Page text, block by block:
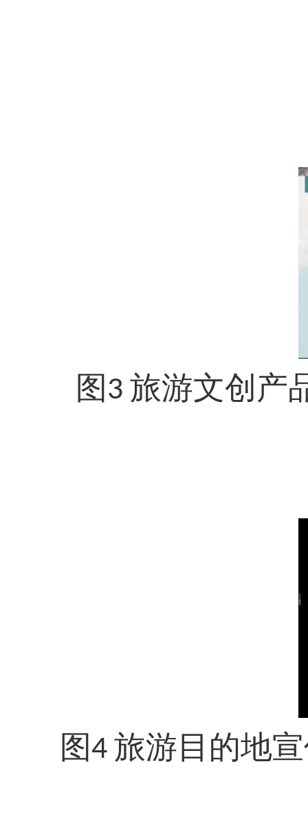
图 3 旅游文创产
图4 旅游目的地